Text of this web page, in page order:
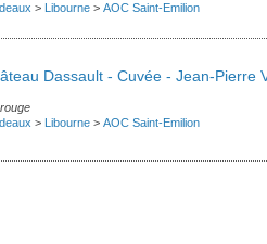
> Libourne > AOC Saint-Emilion
Dassault - Cuvée - Jean-Pierre
> Libourne > AOC Saint-Emilion